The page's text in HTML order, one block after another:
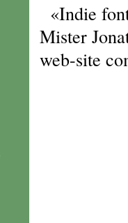
«Indie
Mister
web-site